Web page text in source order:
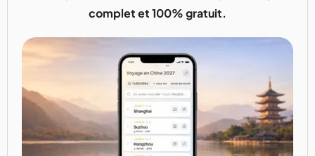
complet et 100% gratuit.